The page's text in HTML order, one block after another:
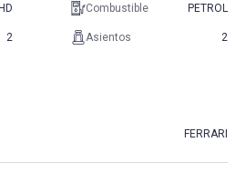
Combustible PETROL
2 Asientos 2
FERRARI